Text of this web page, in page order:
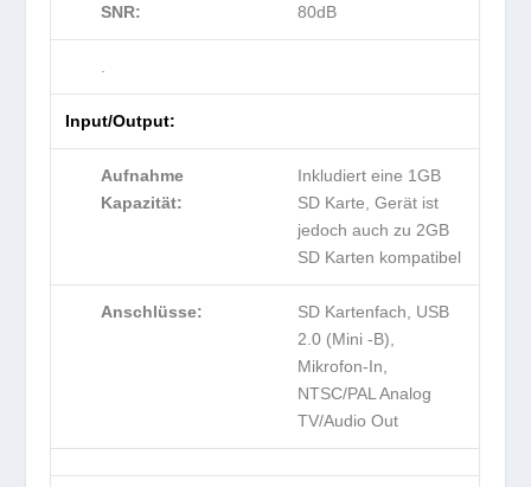
SNR: 80dB
Input/Output:
Aufnahme
Kapazität:
Inkludiert eine 1GB
SD Karte, Gerät ist
jedoch auch zu 2GB
SD Karten kompatibel
Anschlüsse:
SD Kartenfach, USB
2.0 (Mini -B),
Mikrofon-In,
NTSC/PAL Analog
TV/Audio Out